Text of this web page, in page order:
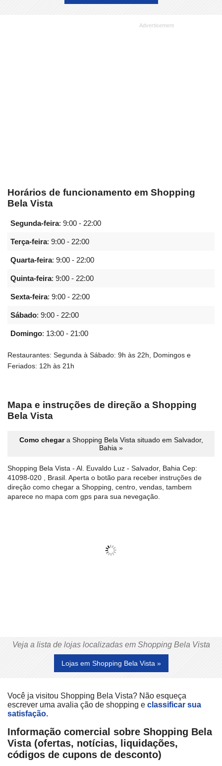
Horários de funcionamento em Shopping
Bela Vista
Segunda-feira: 9:00 - 22:00
Terça-feira: 9:00 - 22:00
Quarta-feira: 9:00 - 22:00
Quinta-feira: 9:00 - 22:00
Sexta-feira: 9:00 - 22:00
Sábado: 9:00 - 22:00
Domingo: 13:00 - 21:00
Restaurantes: Segunda à Sábado: 9h às 22h, Domingos e
Feriados: 12h às 21h
Mapa e instruções de direção a Shopping
Bela Vista
Como chegara Shopping Bela Vista situado em Salvador,
Bahia »
Shopping Bela Vista - Al. Euvaldo Luz - Salvador, Bahia Cep:
41098-020 , Brasil. Aperta o botão para receber instruções de
direção como chegar a Shopping, centro, vendas, tambem
aparece no mapa com gps para sua nevegação.
Veja a lista de lojas localizadas em Shopping Bela Vista
Lojas em Shopping Bela Vista »
Você ja visitou Shopping Bela Vista? Não esqueça
escrever uma avalia ção de shopping e classificar sua
satisfação.
Informação comercial sobre Shopping Bela
Vista (ofertas, notícias, liquidações,
códigos de cupons de desconto)